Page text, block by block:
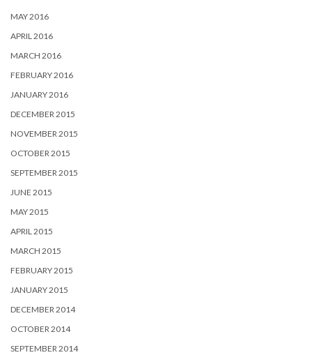
MAY 2016
APRIL 2016
MARCH 2016
FEBRUARY 2016
JANUARY 2016
DECEMBER 2015
NOVEMBER 2015
OCTOBER 2015
SEPTEMBER 2015
JUNE 2015
MAY 2015
APRIL 2015
MARCH 2015
FEBRUARY 2015
JANUARY 2015
DECEMBER 2014
OCTOBER 2014
SEPTEMBER 2014